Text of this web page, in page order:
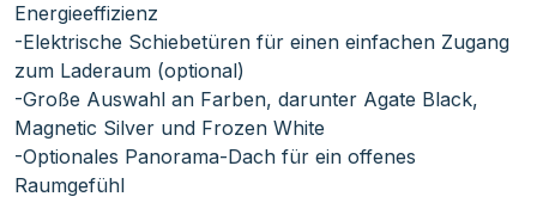
Energieeffizienz
-Elektrische Schiebetüren für einen einfachen Zugang
zum Laderaum (optional)
-Große Auswahl an Farben, darunter Agate Black,
Magnetic Silver und Frozen White
-Optionales Panorama-Dach für ein offenes
Raumgefühl